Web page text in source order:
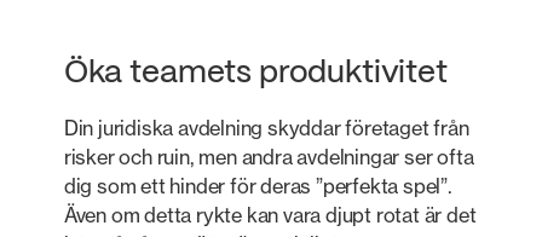
Öka teamets produktivitet
Din juridiska avdelning skyddar företaget från
risker och ruin, men andra avdelningar ser ofta
dig som ett hinder för deras ”perfekta spel”.
Även om detta rykte kan vara djupt rotat är det